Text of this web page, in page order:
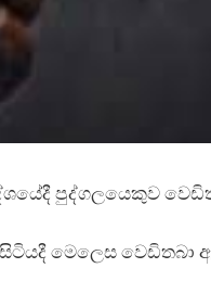
පුද්ගලයෙකුව
මෙලෙස වෙඩිතබා